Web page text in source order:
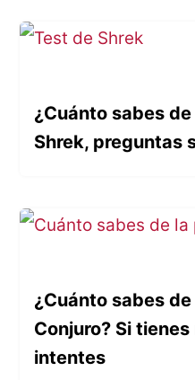
¿Cuánto sabes
Shrek, preguntas
¿Cuánto sabes
Conjuro? Si
intentes